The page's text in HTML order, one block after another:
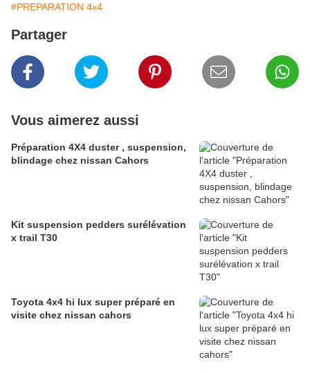
#PREPARATION 4x4
Partager
Vous aimerez aussi
Préparation 4X4 duster , suspension,
blindage chez nissan Cahors
Kit suspension pedders surélévation
x trail T30
Toyota 4x4 hi lux super préparé en
visite chez nissan cahors